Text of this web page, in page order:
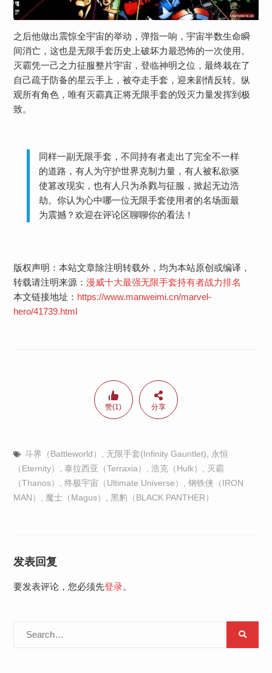
之后他做出震惊全宇宙的举动，弹指一响，宇宙半数生命瞬
间消亡，这也是无限手套历史上破坏力最恐怖的一次使用。
灭霸凭一己之力征服整片宇宙，登临神明之位，最终栽在了
自己疏于防备的星云手上，被夺走手套，迎来剧情反转。纵
观所有角色，唯有灭霸真正将无限手套的毁灭力量发挥到极
致。
同样一副无限手套，不同持有者走出了完全不一样
的道路，有人为守护世界克制力量，有人被私欲驱
使篡改现实，也有人只为杀戮与征服，掀起无边浩
劫。你认为心中哪一位无限手套使用者的名场面最
为震撼？欢迎在评论区聊聊你的看法！
版权声明：本站文章除注明转载外，均为本站原创或编译，
转载请注明来源： 漫威十大最强无限手套持有者战力排名
本文链接地址： https://www.manweimi.cn/marvel-
hero/41739.html
赞(1) 分享
斗界（Battleworld） , 无限手套(Infinity Gauntlet), 永恒
（Eternity） , 泰拉西亚（Terraxia） , 浩克（Hulk） , 灭霸
（Thanos） , 终极宇宙（Ultimate Universe） , 钢铁侠（IRON
MAN） , 魔士（Magus） , 黑豹（BLACK PANTHER）
发表回复
要发表评论，您必须先登录。